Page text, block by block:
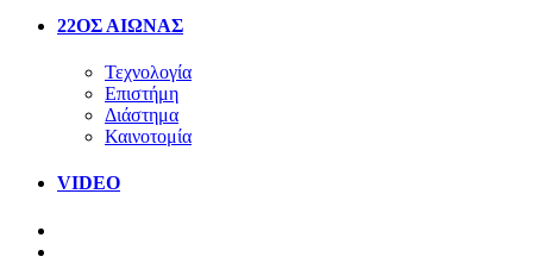
22ΟΣ ΑΙΩΝΑΣ
Τεχνολογία
Επιστήμη
Διάστημα
Καινοτομία
VIDEO